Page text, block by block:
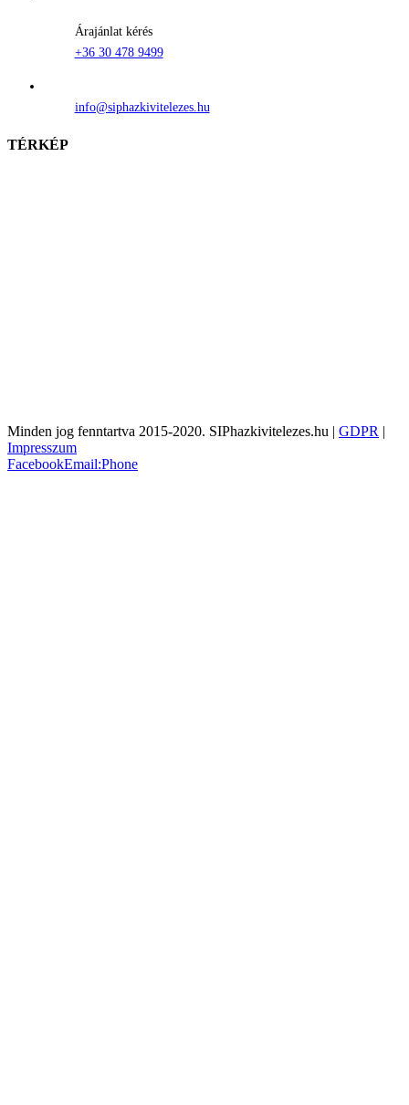
Árajánlat kérés
+36 30 478 9499
info@siphazkivitelezes.hu
TÉRKÉP
Minden jog fenntartva 2015-2020. SIPhazkivitelezes.hu | GDPR |
Impresszum
FacebookEmail:Phone